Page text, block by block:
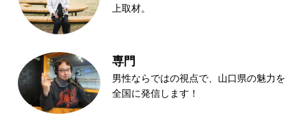
上取材。
専門
男性ならではの視点で、山口県の魅力を
全国に発信します！